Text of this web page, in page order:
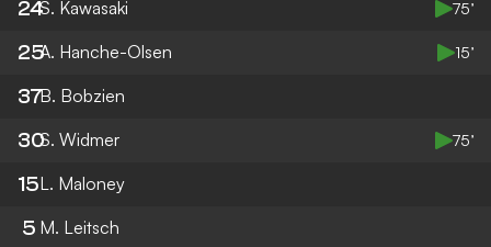
24S. Kawasaki 75’
25A. Hanche-Olsen 15’
37B. Bobzien
30S. Widmer 75’
15L. Maloney
5 M. Leitsch